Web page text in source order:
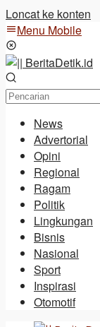
Loncat ke konten
Menu Mobile
News
Advertorial
Opini
Regional
Ragam
Politik
Lingkungan
Bisnis
Nasional
Sport
Inspirasi
Otomotif